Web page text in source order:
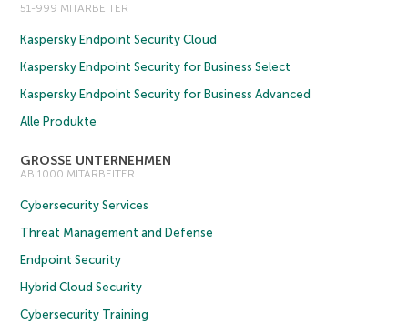
51-999 MITARBEITER
Kaspersky Endpoint Security Cloud
Kaspersky Endpoint Security for Business Select
Kaspersky Endpoint Security for Business Advanced
Alle Produkte
GROSSE UNTERNEHMEN
AB 1000 MITARBEITER
Cybersecurity Services
Threat Management and Defense
Endpoint Security
Hybrid Cloud Security
Cybersecurity Training